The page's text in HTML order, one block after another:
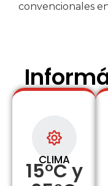
convencionales
CLIMA
15°C y